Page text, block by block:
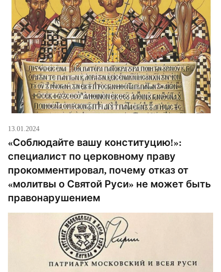
13.01.2024
«Соблюдайте вашу конституцию!»:
специалист по церковному праву
прокомментировал, почему отказ от
«молитвы о Святой Руси» не может быть
правонарушением